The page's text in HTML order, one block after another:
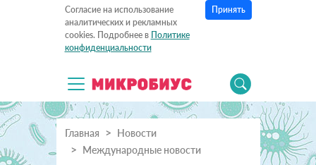
Согласие на использование
аналитических и рекламных
cookies. Подробнее в Политике
конфиденциальности
Принять
Главная
Новости
Международные новости